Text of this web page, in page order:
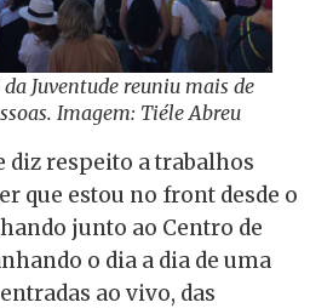
Juventude reuniu mais de
Imagem: Tiéle Abreu
diz respeito a trabalhos
que estou no front desde o
junto ao Centro de
o dia a dia de uma
ao vivo, das